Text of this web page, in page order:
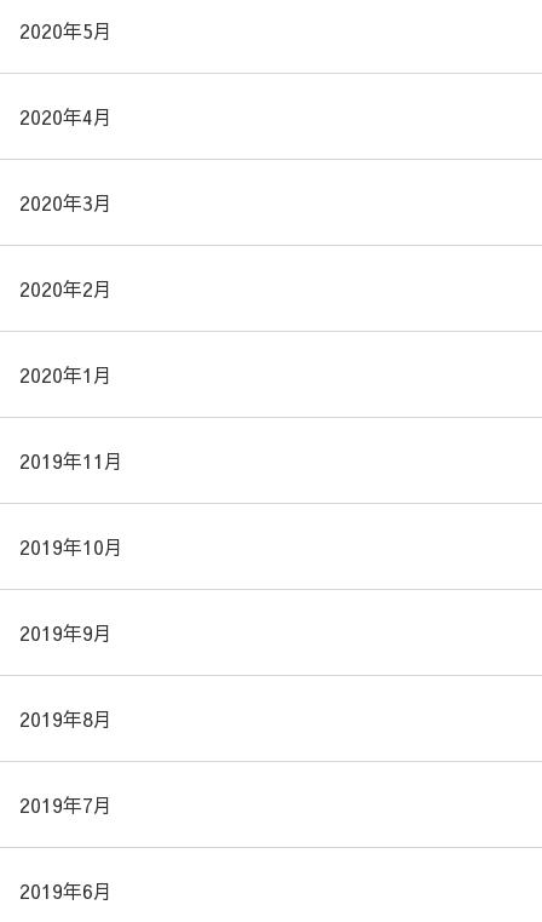
2020年5月
2020年4月
2020年3月
2020年2月
2020年1月
2019年11月
2019年10月
2019年9月
2019年8月
2019年7月
2019年6月